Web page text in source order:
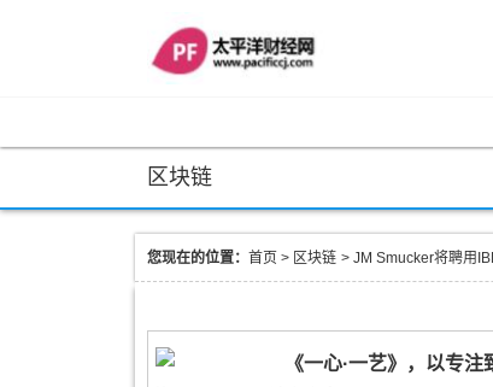
区块链
您现在的位置： 首页 > 区块链 > JM Smucker将聘用
《一心·一艺》，以专注